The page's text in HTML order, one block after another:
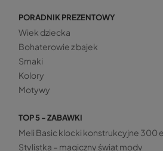
PORADNIK PREZENTOWY
Wiek dziecka
Bohaterowie z bajek
Smaki
Kolory
Motywy
TOP 5 - ZABAWKI
Meli Basic klocki konstrukcyjne 300
Stylistka – magiczny świat mody